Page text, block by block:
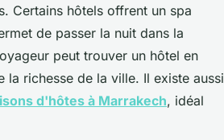
Certains hôtels offrent un spa
de passer la nuit dans la
peut trouver un hôtel en
la richesse de la ville. Il existe aussi
d'hôtes à Marrakech, idéal